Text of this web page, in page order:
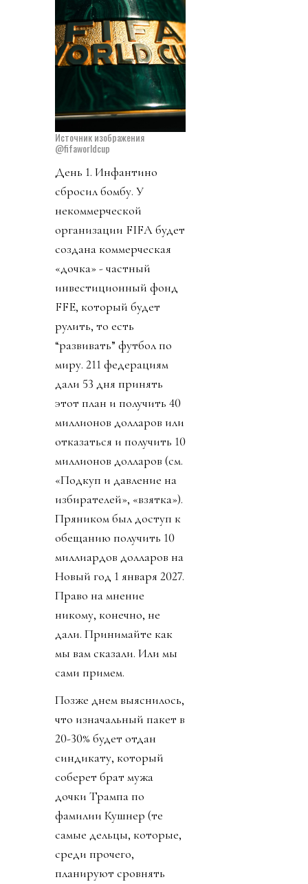
Источник изображения
@fifaworldcup
День 1. Инфантино
сбросил бомбу. У
некоммерческой
организации FIFA будет
создана коммерческая
«дочка» - частный
инвестиционный фонд
FFE, который будет
рулить, то есть
“развивать” футбол по
миру. 211 федерациям
дали 53 дня принять
этот план и получить 40
миллионов долларов или
отказаться и получить 10
миллионов долларов (см.
«Подкуп и давление на
избирателей», «взятка»).
Пряником был доступ к
обещанию получить 10
миллиардов долларов на
Новый год 1 января 2027.
Право на мнение
никому, конечно, не
дали. Принимайте как
мы вам сказали. Или мы
сами примем.
Позже днем выяснилось,
что изначальный пакет в
20-30% будет отдан
синдикату, который
соберет брат мужа
дочки Трампа по
фамилии Кушнер (те
самые дельцы, которые,
среди прочего,
планируют сровнять